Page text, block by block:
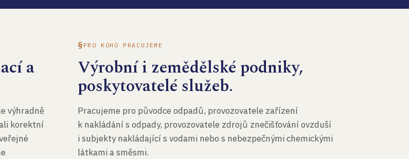
a
výhradně
korektní
PRO KOHO PRACUJEME
Výrobní i zemědělské podniky,
poskytovatelé služeb.
Pracujeme pro původce odpadů, provozovatele zařízení
k nakládání s odpady, provozovatele zdrojů znečišťování ovzduší
i subjekty nakládající s vodami nebo s nebezpečnými chemickými
látkami a směsmi.